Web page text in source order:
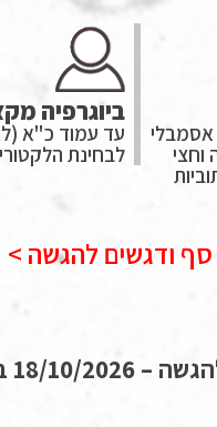
וחצי
ביוגרפיה
עד עמוד כ"א
לבחינת
סף ודגשים להגשה >